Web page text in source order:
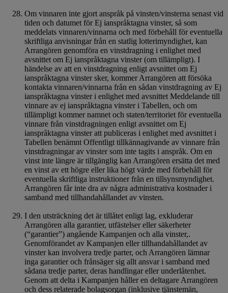
Om vinnaren inte gjort anspråk på vinsten/vinsterna senast vid
tiden och datumet för Ej ianspråktagna vinster, så som
meddelats vinnaren/vinnarna och med förbehåll för eventuella
skriftliga anvisningar från en statlig lotterimyndighet, kan
Arrangören genomföra en vinstdragning i enlighet med
avsnittet om Ej ianspråktagna vinster (om tillämpligt). I
händelse av att en vinstdragning enligt avsnittet om Ej
ianspråktagna vinster sker, kommer Arrangören att försöka
kontakta vinnaren/vinnarna från en sådan vinstdragning av Ej
ianspråktagna vinster i enlighet med avsnittet Meddelande till
vinnare av ej ianspråktagna vinster i Tabellen, och om
tillämpligt kommer namnet och staten/territoriet för eventuella
vinnare från vinstdragningen enligt avsnittet om Ej
ianspråktagna vinster att publiceras i enlighet med avsnittet i
Tabellen benämnt Offentligt tillkännagivande av vinnare från
vinstdragningar av vinster som inte tagits i anspråk. Om en
vinst inte längre är tillgänglig kan Arrangören ersätta det med
en vinst av ett högre eller lika högt värde med förbehåll för
eventuella skriftliga instruktioner från en tillsynsmyndighet.
Arrangören får inte dra av några administrativa kostnader i
samband med tillhandahållandet av vinsten.
I den utsträckning det är tillåtet enligt lag, exkluderar
Arrangören alla garantier, utfästelser eller säkerheter
(“garantier”) angående Kampanjen och alla vinster,.
Genomförandet av Kampanjen eller tillhandahållandet av
vinster kan involvera tredje parter, och Arrangören lämnar
inga garantier och frånsäger sig allt ansvar i samband med
sådana tredje parter, deras handlingar eller underlåtenhet.
Genom att delta i Kampanjen håller en deltagare Arrangören
och dess relaterade bolagsorgan (inklusive tjänstemän,